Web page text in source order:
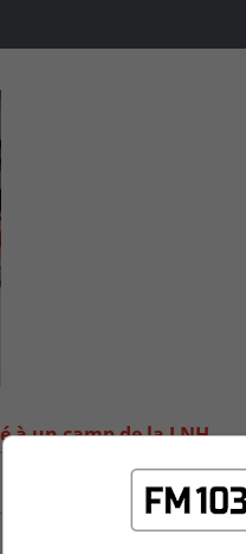
à un camp de la LNH